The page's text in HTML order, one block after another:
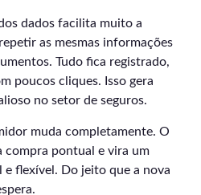
dados facilita muito a
as mesmas informações
Tudo fica registrado,
poucos cliques. Isso gera
no setor de seguros.
muda completamente. O
compra pontual e vira um
flexível. Do jeito que a nova